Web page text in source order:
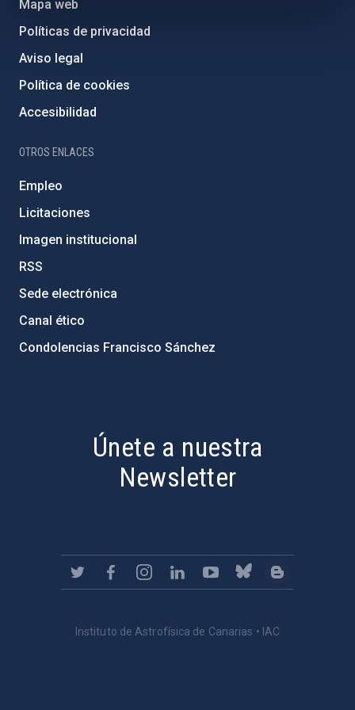
Mapa web
Políticas de privacidad
Aviso legal
Política de cookies
Accesibilidad
OTROS ENLACES
Empleo
Licitaciones
Imagen institucional
RSS
Sede electrónica
Canal ético
Condolencias Francisco Sánchez
Únete a nuestra
Newsletter
Instituto de Astrofísica de Canarias • IAC